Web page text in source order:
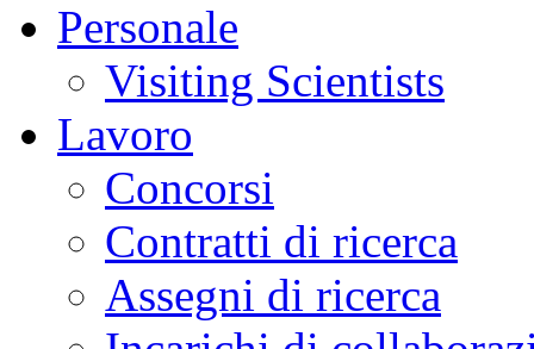
Personale
Visiting Scientists
Lavoro
Concorsi
Contratti di ricerca
Assegni di ricerca